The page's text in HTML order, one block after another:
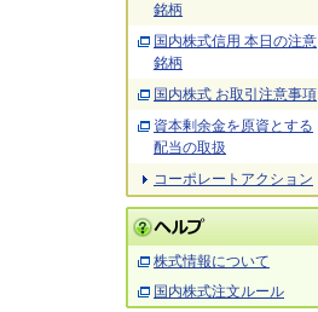
銘柄
国内株式信用 本日の注意
銘柄
国内株式 お取引注意事項
資本剰余金を原資とする
配当の取扱
コーポレートアクション
株式情報について
国内株式注文ルール